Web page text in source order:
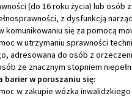
(do 16 roku życia) lub osób
z dysfunkcją
komunikowaniu się za pomocą
w utrzymaniu sprawności
adresowana do osób z
ze znacznym stopniem
barier w poruszaniu się:
w zakupie wózka